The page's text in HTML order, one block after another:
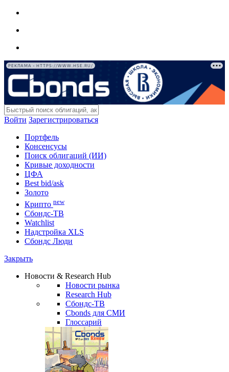
РЕКЛАМА • HTTPS://WWW.HSE.RU/
Войти Зарегистрироваться
Портфель
Консенсусы
Поиск облигаций (ИИ)
Кривые доходности
ЦФА
Best bid/ask
Золото
Крипто new
Сбондс-ТВ
Watchlist
Надстройка XLS
Сбондс Люди
Закрыть
Новости & Research Hub
Новости рынка
Research Hub
Сбондс-ТВ
Cbonds для СМИ
Глоссарий